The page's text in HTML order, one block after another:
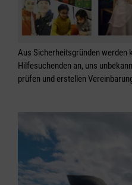
Aus Sicherheitsgründen werden
Hilfesuchenden an, uns
prüfen und erstellen